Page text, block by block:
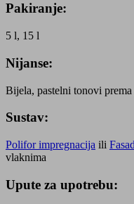
Pakiranje:
5 l, 15 l
Nijanse:
Bijela, pastelni tonovi prema
Sustav:
Polifor impregnacija ili
vlaknima
Upute za upotrebu: